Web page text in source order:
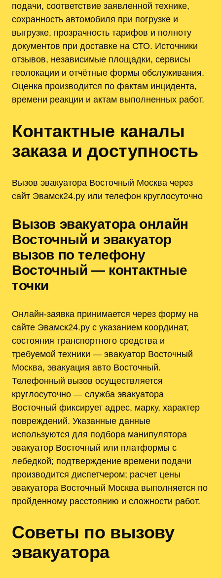
подачи, соответствие заявленной технике,
сохранность автомобиля при погрузке и
выгрузке, прозрачность тарифов и полноту
документов при доставке на СТО. Источники
отзывов, независимые площадки, сервисы
геолокации и отчётные формы обслуживания.
Оценка производится по фактам инцидента,
времени реакции и актам выполненных работ.
Контактные каналы
заказа и доступность
Вызов эвакуатора Восточный Москва через
сайт Эвамск24.ру или телефон круглосуточно
Вызов эвакуатора онлайн
Восточный и эвакуатор
вызов по телефону
Восточный — контактные
точки
Онлайн-заявка принимается через форму на
сайте Эвамск24.ру с указанием координат,
состояния транспортного средства и
требуемой техники — эвакуатор Восточный
Москва, эвакуация авто Восточный.
Телефонный вызов осуществляется
круглосуточно — служба эвакуатора
Восточный фиксирует адрес, марку, характер
повреждений. Указанные данные
используются для подбора манипулятора
эвакуатор Восточный или платформы с
лебедкой; подтверждение времени подачи
производится диспетчером; расчет цены
эвакуатора Восточный Москва выполняется по
пройденному расстоянию и сложности работ.
Советы по вызову
эвакуатора